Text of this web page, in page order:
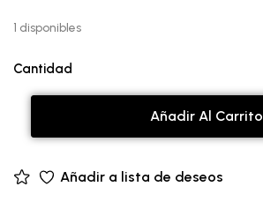
1 disponibles
Cantidad
Añadir Al Carrito
Añadir a lista de deseos